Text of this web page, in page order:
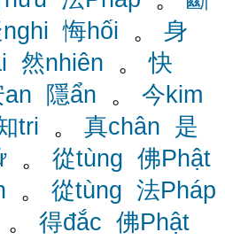
悔hối 。 身
然nhiên 。快
an 隱ẩn 。 今kim
tri 。 真chân 是
。 從tùng 佛Phật
。 從tùng 法Pháp
。 得đắc 佛Phật